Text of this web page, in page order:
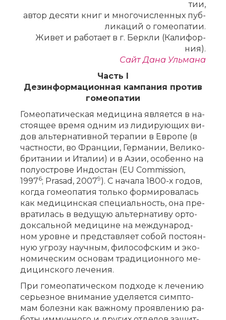
тии,
ав­тор де­ся­ти книг и мно­го­чис­лен­ных пуб­
ли­ка­ций о го­мео­па­тии.
Жи­вет и ра­бо­та­ет в г. Берк­ли (Ка­ли­фор­
ния).
Сайт Да­на Уль­ма­на
Часть I
Дез­ин­фор­ма­ци­он­ная кам­па­ния про­тив
го­мео­па­тии
Го­мео­па­ти­че­ская ме­ди­ци­на яв­ля­ет­ся в на­
сто­я­щее вре­мя од­ним из ли­ди­ру­ю­щих ви­
дов аль­тер­на­тив­ной те­ра­пии в Ев­ро­пе (в
част­но­сти, во Фран­ции, Гер­ма­нии, Ве­ли­ко­
бри­та­нии и Ита­лии) и в Азии, осо­бен­но на
по­лу­ост­ро­ве Ин­до­стан (EU Commission,
19976; Prasad, 20079). С на­ча­ла 1800-х го­дов,
ко­гда го­мео­па­тия толь­ко фор­ми­ро­ва­лась
как ме­ди­цин­ская спе­ци­аль­ность, она пре­
вра­ти­лась в ве­ду­щую аль­тер­на­ти­ву ор­то­
док­саль­ной ме­ди­ци­не на меж­ду­на­род­
ном уров­не и пред­став­ля­ет со­бой по­сто­ян­
ную угро­зу на­уч­ным, фи­ло­соф­ским и эко­
но­ми­че­ским ос­но­вам тра­ди­ци­он­но­го ме­
ди­цин­ско­го ле­че­ния.
При го­мео­па­ти­че­ском под­хо­де к ле­че­нию
се­рьез­ное вни­ма­ние уде­ля­ет­ся симп­то­
мам бо­лез­ни как важ­но­му про­яв­ле­нию ра­